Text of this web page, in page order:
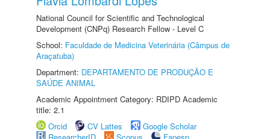
National Council for Scientific and Technological
Development (CNPq) Research Fellow - Level C
School: Faculdade de Medicina Veterinária (Câmpus de
Araçatuba)
Department: DEPARTAMENTO DE PRODUÇÃO E
SAÚDE ANIMAL
Academic Appointment Category: RDIPD Academic
title: 2.1
Orcid
CV Lattes
Google Scholar